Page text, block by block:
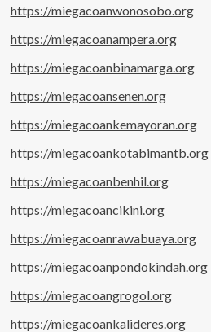
https://miegacoanwonosobo.org
https://miegacoanampera.org
https://miegacoanbinamarga.org
https://miegacoansenen.org
https://miegacoankemayoran.org
https://miegacoankotabimantb.org
https://miegacoanbenhil.org
https://miegacoancikini.org
https://miegacoanrawabuaya.org
https://miegacoanpondokindah.org
https://miegacoangrogol.org
https://miegacoankalideres.org